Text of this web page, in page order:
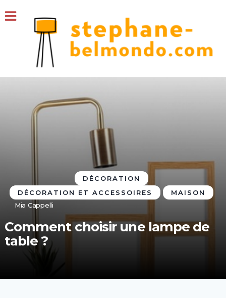
DÉCORATION
DÉCORATION ET ACCESSOIRES
MAISON
Mia Cappelli
Comment choisir une lampe de
table ?